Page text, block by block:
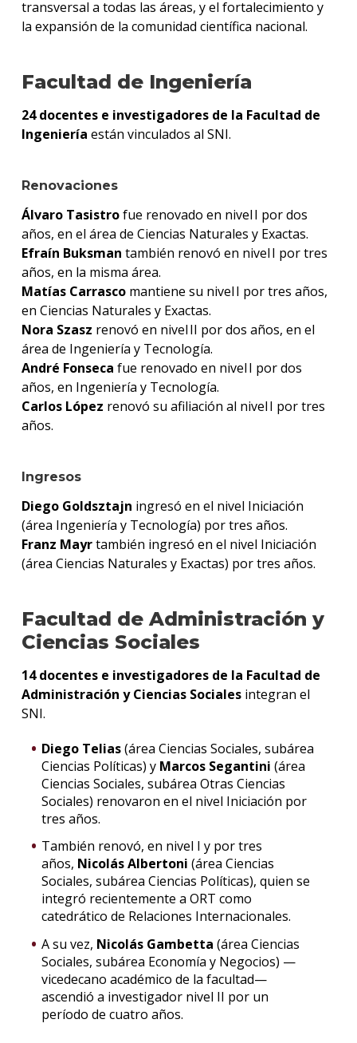
transversal a todas las áreas, y el fortalecimiento y
la expansión de la comunidad científica nacional.
Facultad de Ingeniería
24 docentes e investigadores de la Facultad de
Ingeniería están vinculados al SNI.
Renovaciones
Álvaro Tasistrofue renovado en nivel I por dos
años, en el área de Ciencias Naturales y Exactas.
Efraín Buksman también renovó en nivel I por tres
años, en la misma área.
Matías Carrascomantiene su nivel I por tres años,
en Ciencias Naturales y Exactas.
Nora Szasz renovó en nivel II por dos años, en el
área de Ingeniería y Tecnología.
André Fonseca fue renovado en nivel I por dos
años, en Ingeniería y Tecnología.
Carlos López renovó su afiliación al nivel I por tres
años.
Ingresos
Diego Goldsztajn ingresó en el nivel Iniciación
(área Ingeniería y Tecnología) por tres años.
Franz Mayrtambién ingresó en el nivel Iniciación
(área Ciencias Naturales y Exactas) por tres años.
Facultad de Administración y
Ciencias Sociales
14 docentes e investigadores de la Facultad de
Administración y Ciencias Socialesintegran el
SNI.
Diego Telias(área Ciencias Sociales, subárea
Ciencias Políticas) y Marcos Segantini (área
Ciencias Sociales, subárea Otras Ciencias
Sociales) renovaron en el nivel Iniciación por
tres años.
También renovó, en nivel I y por tres
años, Nicolás Albertoni (área Ciencias
Sociales, subárea Ciencias Políticas), quien se
integró recientemente a ORT como
catedrático de Relaciones Internacionales.
A su vez, Nicolás Gambetta (área Ciencias
Sociales, subárea Economía y Negocios) —
vicedecano académico de la facultad—
ascendió a investigador nivel II por un
período de cuatro años.